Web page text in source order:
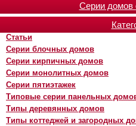
Серии домов
Статьи
Серии блочных домов
Серии кирпичных домов
Серии монолитных домов
Серии пятиэтажек
Типовые серии панельных
Типы деревянных домов
Типы коттеджей и загородных